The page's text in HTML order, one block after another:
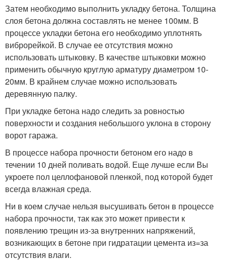
Затем необходимо выполнить укладку бетона. Толщина
слоя бетона должна составлять не менее 100мм. В
процессе укладки бетона его необходимо уплотнять
виброрейкой. В случае ее отсутствия можно
использовать штыковку. В качестве штыковки можно
применить обычную круглую арматуру диаметром 10-
20мм. В крайнем случае можно использовать
деревянную палку.
При укладке бетона надо следить за ровностью
поверхности и создания небольшого уклона в сторону
ворот гаража.
В процессе набора прочности бетоном его надо в
течении 10 дней поливать водой. Еще лучше если Вы
укроете пол целлофановой пленкой, под которой будет
всегда влажная среда.
Ни в коем случае нельзя высушивать бетон в процессе
набора прочности, так как это может привести к
появлению трещин из-за внутренних напряжений,
возникающих в бетоне при гидратации цемента из=за
отсутствия влаги.